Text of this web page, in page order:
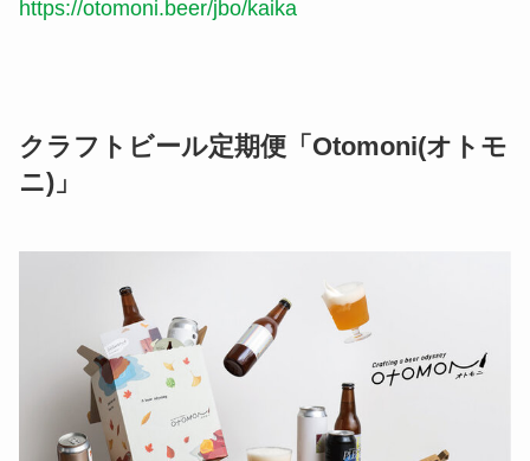
https://otomoni.beer/jbo/kaika
クラフトビール定期便「Otomoni(オトモ
ニ)」